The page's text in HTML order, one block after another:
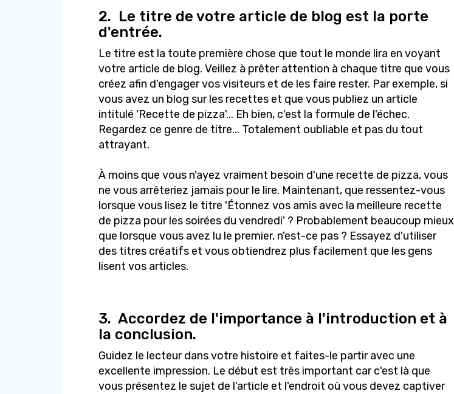
2. Le titre de votre article de blog est la porte
d'entrée.
Le titre est la toute première chose que tout le monde lira en voyant
votre article de blog. Veillez à prêter attention à chaque titre que vous
créez afin d'engager vos visiteurs et de les faire rester. Par exemple, si
vous avez un blog sur les recettes et que vous publiez un article
intitulé 'Recette de pizza'... Eh bien, c'est la formule de l'échec.
Regardez ce genre de titre... Totalement oubliable et pas du tout
attrayant.
À moins que vous n'ayez vraiment besoin d'une recette de pizza, vous
ne vous arrêteriez jamais pour le lire. Maintenant, que ressentez-vous
lorsque vous lisez le titre 'Étonnez vos amis avec la meilleure recette
de pizza pour les soirées du vendredi' ? Probablement beaucoup mieux
que lorsque vous avez lu le premier, n'est-ce pas ? Essayez d'utiliser
des titres créatifs et vous obtiendrez plus facilement que les gens
lisent vos articles.
3. Accordez de l'importance à l'introduction et à
la conclusion.
Guidez le lecteur dans votre histoire et faites-le partir avec une
excellente impression. Le début est très important car c'est là que
vous présentez le sujet de l'article et l'endroit où vous devez captiver